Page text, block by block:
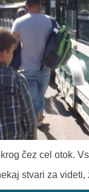
čez cel otok.
stvari za videti,